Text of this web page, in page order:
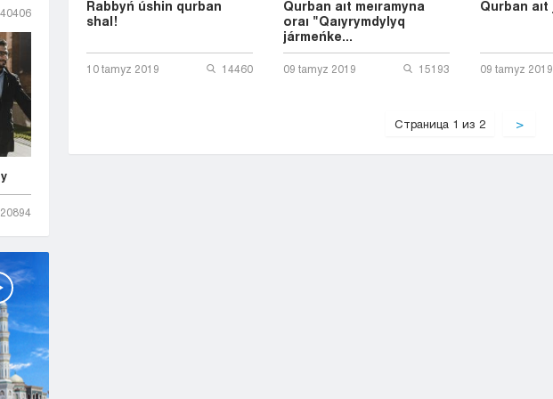
40406
20894
Rabbyń úshin qurban
shal!
10 tamyz 2019 14460
Qurban aıt meıramyna
oraı "Qaıyrymdylyq
jármeńke...
09 tamyz 2019 15193
Qurban
09 tamyz 2019
Страница 1 из 2 >